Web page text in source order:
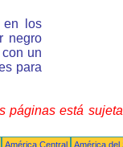
en los
negro
un
para
páginas está
América Central
América del